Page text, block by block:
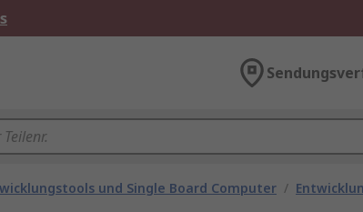
und Single Board Computer /